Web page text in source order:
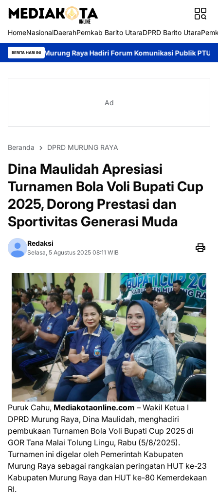
HomeNasionalDaerahPemkab Barito UtaraDPRD Barito Utara
BERITA HARI INI
Hadiri Forum Komunikasi Publik PTUN Palangka Raya 55
Ad
Beranda DPRD MURUNG RAYA
Dina Maulidah Apresiasi
Turnamen Bola Voli Bupati Cup
2025, Dorong Prestasi dan
Sportivitas Generasi Muda
Redaksi
Selasa, 5 Agustus 2025 08:11 WIB
Puruk Cahu, Mediakotaonline.com – Wakil Ketua I
DPRD Murung Raya, Dina Maulidah, menghadiri
pembukaan Turnamen Bola Voli Bupati Cup 2025 di
GOR Tana Malai Tolung Lingu, Rabu (5/8/2025).
Turnamen ini digelar oleh Pemerintah Kabupaten
Murung Raya sebagai rangkaian peringatan HUT ke-23
Kabupaten Murung Raya dan HUT ke-80 Kemerdekaan
RI.